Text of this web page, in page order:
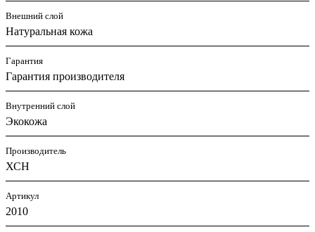
Внешний слой
Натуральная кожа
Гарантия
Гарантия производителя
Внутренний слой
Экокожа
Производитель
ХСН
Артикул
2010